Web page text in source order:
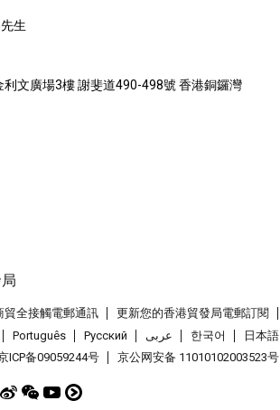
生
利文廣場3樓 謝斐道490-498號 香港銅鑼灣
貿全接觸電郵通訊 更新您的香港貿發局電郵訂閱
Português Pусский عربى 한국어
日本語
ICP备09059244号 京公网安备 11010102003523号